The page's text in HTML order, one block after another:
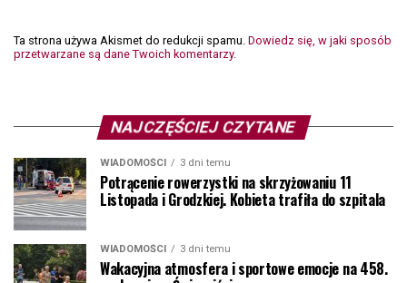
Ta strona używa Akismet do redukcji spamu. Dowiedz się, w jaki sposób
przetwarzane są dane Twoich komentarzy.
NAJCZĘŚCIEJ CZYTANE
WIADOMOŚCI 3 dni temu
Potrącenie rowerzystki na skrzyżowaniu 11
Listopada i Grodzkiej. Kobieta trafiła do szpitala
WIADOMOŚCI 3 dni temu
Wakacyjna atmosfera i sportowe emocje na 458.